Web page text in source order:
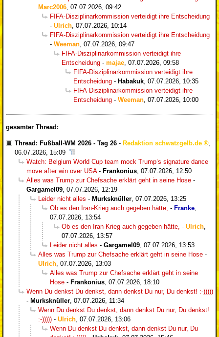
Marc2006, 07.07.2026, 09:42
FIFA-Disziplinarkommission verteidigt ihre Entscheidung
- Ulrich, 07.07.2026, 10:14
FIFA-Disziplinarkommission verteidigt ihre Entscheidung
- Weeman, 07.07.2026, 09:47
FIFA-Disziplinarkommission verteidigt ihre
Entscheidung - majae, 07.07.2026, 09:58
FIFA-Disziplinarkommission verteidigt ihre
Entscheidung - Habakuk, 07.07.2026, 10:35
FIFA-Disziplinarkommission verteidigt ihre
Entscheidung - Weeman, 07.07.2026, 10:00
gesamter Thread:
Thread: Fußball-WM 2026 - Tag 26 - Redaktion schwatzgelb.de
06.07.2026, 15:09
Watch: Belgium World Cup team mock Trump’s signature dance
move after win over USA- Frankonius 07.07.2026, 12:50
Alles was Trump zur Chefsache erklärt geht in seine Hose -
Gargamel09 07.07.2026, 12:19
Leider nicht alles - Murksknüller 07.07.2026, 13:25
Ob es den Iran-Krieg auch gegeben hätte, - Franke
07.07.2026, 13:54
Ob es den Iran-Krieg auch gegeben hätte, - Ulrich
07.07.2026, 13:57
Leider nicht alles - Gargamel09 07.07.2026, 13:53
Alles was Trump zur Chefsache erklärt geht in seine Hose -
Ulrich 07.07.2026, 13:03
Alles was Trump zur Chefsache erklärt geht in seine
Hose - Frankonius 07.07.2026, 18:10
Wenn Du denkst Du denkst, dann denkst Du nur, Du denkst! :-)))))
- Murksknüller 07.07.2026, 11:34
Wenn Du denkst Du denkst, dann denkst Du nur, Du denkst!
:-))))) - Ulrich 07.07.2026, 13:06
Wenn Du denkst Du denkst, dann denkst Du nur, Du